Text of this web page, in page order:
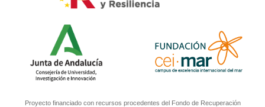
Proyecto financiado con recursos procedentes del Fondo de Recuperación